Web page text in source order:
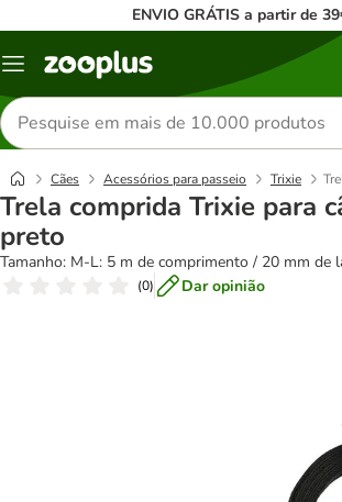
ENVIO GRÁTIS a partir de
Menu
Pesquisar
produtos
Cães Acessórios para passeio Trixie
Trela comprida Trixie para
preto
Tamanho: M-L: 5 m de comprimento / 20 mm de
(0) Dar opinião